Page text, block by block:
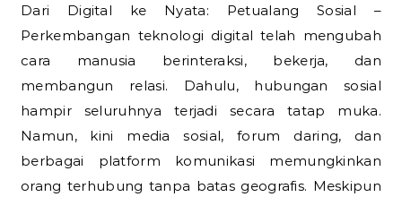
Dari Digital ke Nyata: Petualang Sosial –
Perkembangan teknologi digital telah mengubah
cara manusia berinteraksi, bekerja, dan
membangun relasi. Dahulu, hubungan sosial
hampir seluruhnya terjadi secara tatap muka.
Namun, kini media sosial, forum daring, dan
berbagai platform komunikasi memungkinkan
orang terhubung tanpa batas geografis. Meskipun